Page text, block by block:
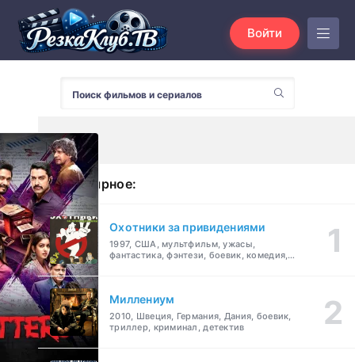
Войти
Популярное:
Охотники за привидениями
1997, США, мультфильм, ужасы,
фантастика, фэнтези, боевик, комедия,
Миллениум
2010, Швеция, Германия, Дания, боевик,
триллер, криминал, детектив